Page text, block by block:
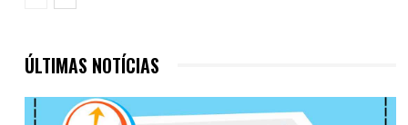
ÚLTIMAS NOTÍCIAS